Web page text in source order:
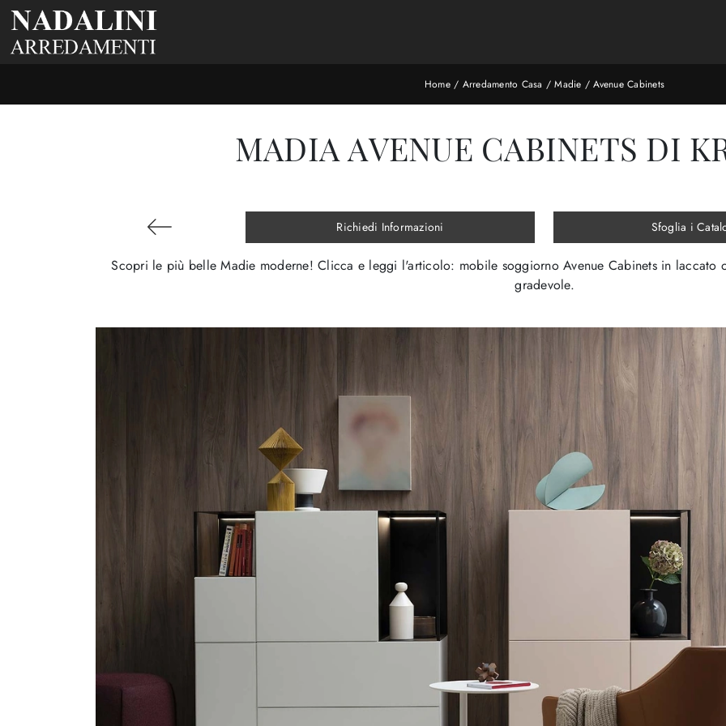
Home/ Arredamento Casa /Madie /Avenue Cabinets
MADIA AVENUE CABINETS DI
Richiedi Informazioni Sfoglia i
Scopri le più belle Madie moderne! Clicca e leggi l'articolo: mobile soggiorno Avenue Cabinets in laccato
gradevole.